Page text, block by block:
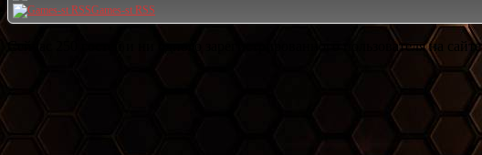
Games-st RSS
Сейчас 250 гостей и ни одного зарегистрированного пользователя на сайте